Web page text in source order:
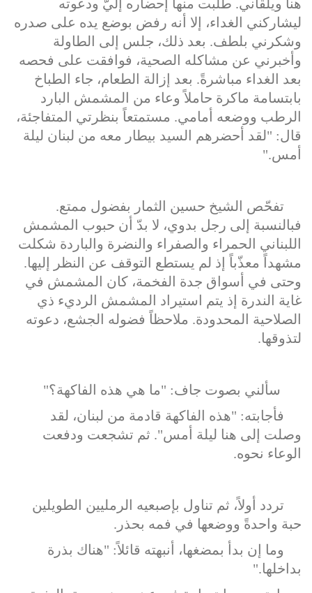
هنا ويلقاني. طلبت منها إحضاره إليّ ودعوته
ليشاركني الغداء، إلا أنه رفض بوضع يده على صدره
وشكرني بلطف. بعد ذلك، جلس إلى الطاولة
وأخبرني عن مشاكله الصحية، فوافقت على فحصه
بعد الغداء مباشرةً. بعد إزالة الطعام، جاء الطباخ
بابتسامة ماكرة حاملاً وعاء من المشمش البارد
الرطب ووضعه أمامي. مستمتعاً بنظرتي المتفاجئة،
قال: "لقد أحضرهم السيد بيطار معه من لبنان ليلة
أمس."
تفحّص الشيخ حسين الثمار بفضول ممتع.
فبالنسبة إلى رجل بدوي، لا بدّ أن حبوب المشمش
اللبناني الحمراء والصفراء والنضرة والباردة شكلت
مشهداً معذّباً إذ لم يستطع التوقف عن النظر إليها.
وحتى في أسواق جدة الفخمة، كان المشمش في
غاية الندرة إذ يتم استيراد المشمش الرديء ذي
الصلاحية المحدودة. ملاحظاً فضوله الجشع، دعوته
لتذوقها.
سألني بصوت جاف: "ما هي هذه الفاكهة؟"
فأجابته: "هذه الفاكهة قادمة من لبنان، لقد
وصلت إلى هنا ليلة أمس". ثم تشجعت ودفعت
الوعاء نحوه.
تردد أولاً، ثم تناول بإصبعيه الرمليين الطويلين
حبة واحدةً ووضعها في فمه بحذر.
وما إن بدأ بمضغها، أنبهته قائلاً: "هناك بذرة
بداخلها."